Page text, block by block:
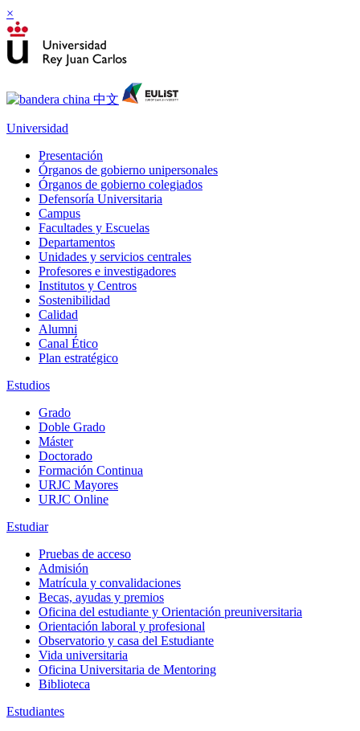
×
Universidad
Presentación
Órganos de gobierno unipersonales
Órganos de gobierno colegiados
Defensoría Universitaria
Campus
Facultades y Escuelas
Departamentos
Unidades y servicios centrales
Profesores e investigadores
Institutos y Centros
Sostenibilidad
Calidad
Alumni
Canal Ético
Plan estratégico
Estudios
Grado
Doble Grado
Máster
Doctorado
Formación Continua
URJC Mayores
URJC Online
Estudiar
Pruebas de acceso
Admisión
Matrícula y convalidaciones
Becas, ayudas y premios
Oficina del estudiante y Orientación preuniversitaria
Orientación laboral y profesional
Observatorio y casa del Estudiante
Vida universitaria
Oficina Universitaria de Mentoring
Biblioteca
Estudiantes